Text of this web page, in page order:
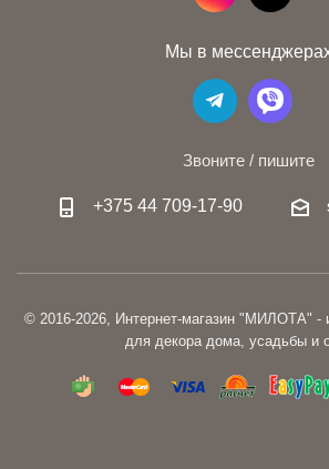
Мы в
Звоните / пишите
+375 44 709-17-90
© 2016-2026, Интернет-магазин "МИЛОТА" -
для декора дома, усадьбы и